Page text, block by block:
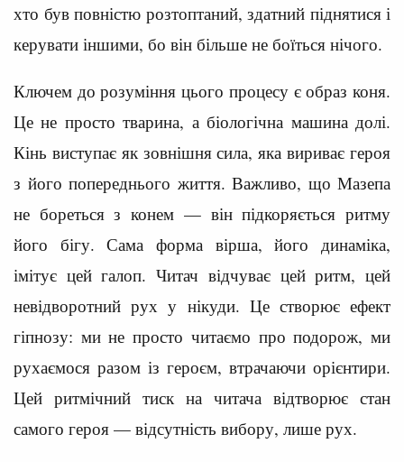
хто був повністю розтоптаний, здатний піднятися і
керувати іншими, бо він більше не боїться нічого.
Ключем до розуміння цього процесу є образ коня.
Це не просто тварина, а біологічна машина долі.
Кінь виступає як зовнішня сила, яка вириває героя
з його попереднього життя. Важливо, що Мазепа
не бореться з конем — він підкоряється ритму
його бігу. Сама форма вірша, його динаміка,
імітує цей галоп. Читач відчуває цей ритм, цей
невідворотний рух у нікуди. Це створює ефект
гіпнозу: ми не просто читаємо про подорож, ми
рухаємося разом із героєм, втрачаючи орієнтири.
Цей ритмічний тиск на читача відтворює стан
самого героя — відсутність вибору, лише рух.